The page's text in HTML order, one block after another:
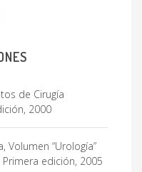
de Cirugía
2000
Volumen “Urología”
edición, 2005